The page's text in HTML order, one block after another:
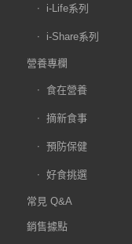
i-Life系列
i-Share系列
營養專欄
食在營養
摘新食事
預防保健
好食挑選
常見 Q&A
銷售據點